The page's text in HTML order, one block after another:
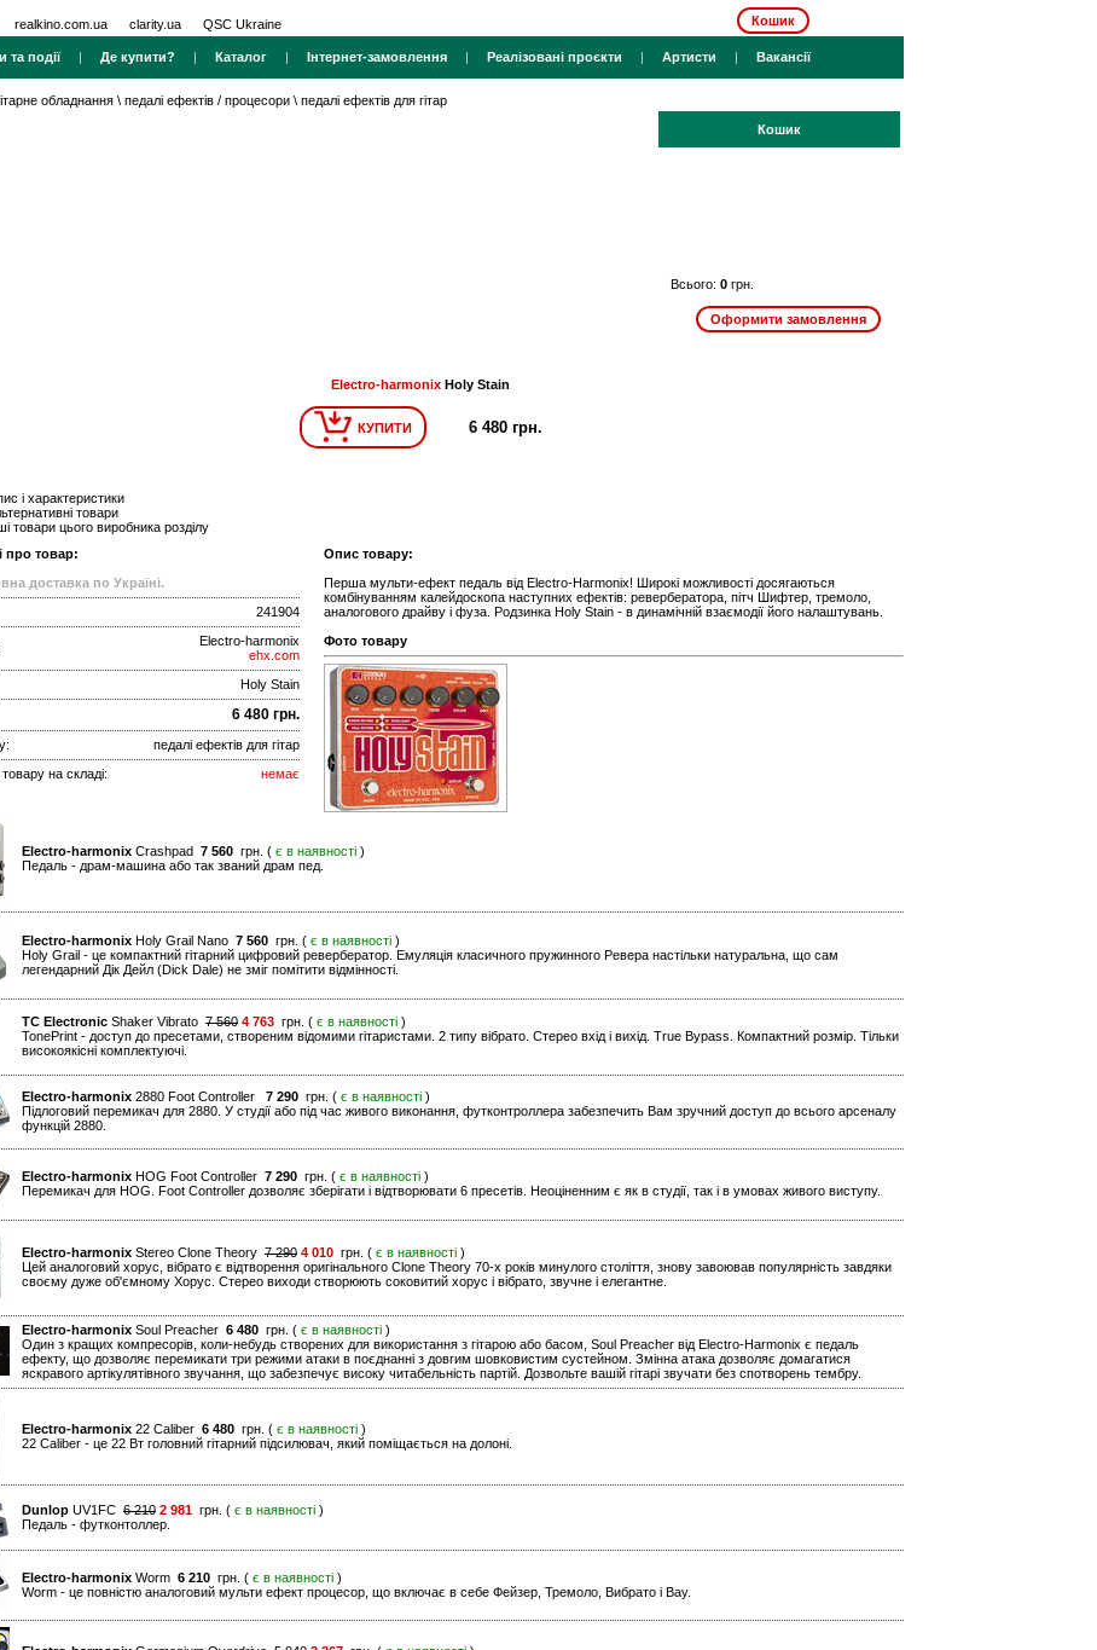
realkino.com.ua clarity.ua QSC Ukraine Кошик
та події| Де купити? | Каталог | Інтернет-замовлення | Реалізовані проєкти | Артисти | Вакансії
обладнання \ педалі ефектів / процесори \ педалі ефектів для гітар
Кошик
Всього: 0 грн.
Electro-harmonix Holy Stain
КУПИТИ 6 480 грн.
і характеристики
товари
товари цього виробника розділу
про товар:
доставка по Україні.
241904
Electro-harmonix
ehx.com
Holy Stain
6 480 грн.
педалі ефектів для гітар
на складі:
немає
Опис товару:
Перша мульти-ефект педаль від Electro-Harmonix! Широкі можливості досягаються
комбінуванням калейдоскопа наступних ефектів: ревербератора, пітч Шифтер, тремоло,
аналогового драйву і фуза. Родзинка Holy Stain - в динамічній взаємодії його налаштувань.
Фото товару
Electro-harmonix Crashpad 7 560 грн. ( є в наявності )
Педаль - драм-машина або так званий драм пед.
Electro-harmonix Holy Grail Nano 7 560 грн. ( є в наявності )
Holy Grail - це компактний гітарний цифровий ревербератор. Емуляція класичного пружинного Ревера настільки натуральна, що сам
легендарний Дік Дейл (Dick Dale) не зміг помітити відмінності.
TC Electronic Shaker Vibrato 7 560 4 763 грн. ( є в наявності )
TonePrint - доступ до пресетами, створеним відомими гітаристами. 2 типу вібрато. Стерео вхід і вихід. True Bypass. Компактний розмір. Тільки
високоякісні комплектуючі.
Electro-harmonix 2880 Foot Controller 7 290 грн. ( є в наявності )
Підлоговий перемикач для 2880. У студії або під час живого виконання, футконтроллера забезпечить Вам зручний доступ до всього арсеналу
функцій 2880.
Electro-harmonix HOG Foot Controller 7 290 грн. ( є в наявності )
Перемикач для HOG. Foot Controller дозволяє зберігати і відтворювати 6 пресетів. Неоціненним є як в студії, так і в умовах живого виступу.
Electro-harmonix Stereo Clone Theory 7 290 4 010 грн. ( є в наявності )
Цей аналоговий хорус, вібрато є відтворення оригінального Clone Theory 70-х років минулого століття, знову завоював популярність завдяки
своєму дуже об'ємному Хорус. Стерео виходи створюють соковитий хорус і вібрато, звучне і елегантне.
Electro-harmonix Soul Preacher 6 480 грн. ( є в наявності )
Один з кращих компресорів, коли-небудь створених для використання з гітарою або басом, Soul Preacher від Electro-Harmonix є педаль
ефекту, що дозволяє перемикати три режими атаки в поєднанні з довгим шовковистим сустейном. Змінна атака дозволяє домагатися
яскравого артікулятівного звучання, що забезпечує високу читабельність партій. Дозвольте вашій гітарі звучати без спотворень тембру.
Electro-harmonix 22 Caliber 6 480 грн. ( є в наявності )
22 Caliber - це 22 Вт головний гітарний підсилювач, який поміщається на долоні.
Dunlop UV1FC 6 210 2 981 грн. ( є в наявності )
Педаль - футконтоллер.
Electro-harmonix Worm 6 210 грн. ( є в наявності )
Worm - це повністю аналоговий мульти ефект процесор, що включає в себе Фейзер, Тремоло, Вибрато і Вау.